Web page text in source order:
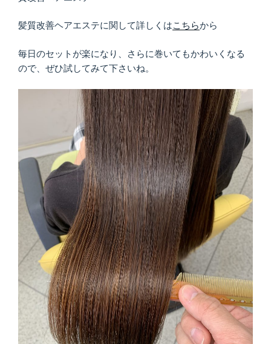
髪質改善ヘアエステに関して詳しくはこちらから
毎日のセットが楽になり、さらに巻いてもかわいくなる
ので、ぜひ試してみて下さいね。